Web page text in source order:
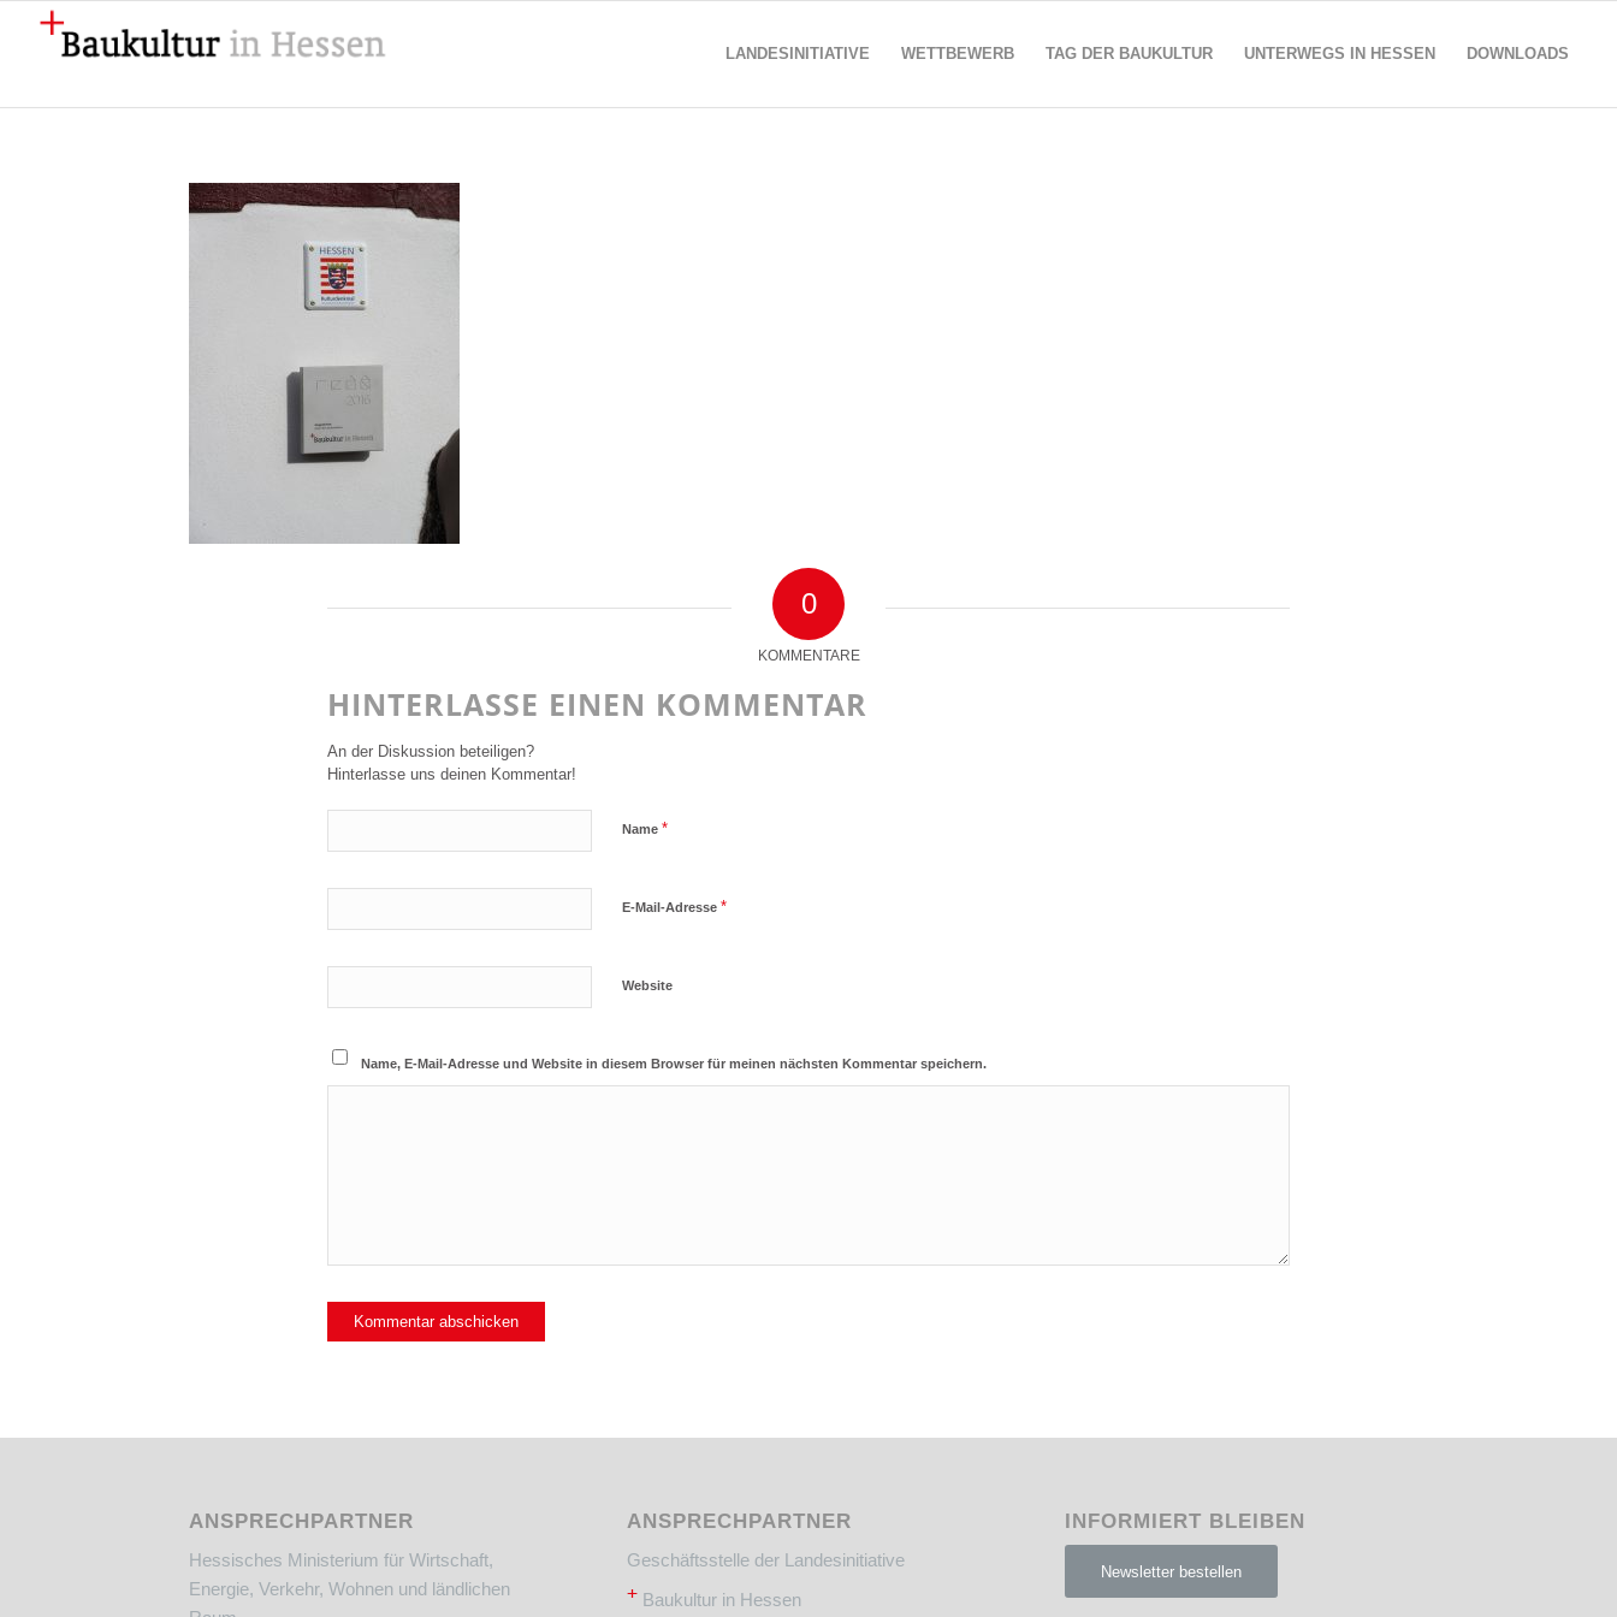
LANDESINITIATIVE WETTBEWERB TAG DER BAUKULTUR UNTERWEGS IN HESSEN DOWNLOADS
0
KOMMENTARE
HINTERLASSE EINEN KOMMENTAR
An der Diskussion beteiligen?
Hinterlasse uns deinen Kommentar!
Name *
E-Mail-Adresse *
Website
Name, E-Mail-Adresse und Website in diesem Browser für meinen nächsten Kommentar speichern.
ANSPRECHPARTNER
Hessisches Ministerium für Wirtschaft,
Energie, Verkehr, Wohnen und ländlichen
ANSPRECHPARTNER
Geschäftsstelle der Landesinitiative
+Baukultur in Hessen
INFORMIERT BLEIBEN
Newsletter bestellen